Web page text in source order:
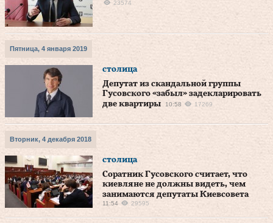
23574
Пятница, 4 января 2019
столица
Депутат из скандальной группы
Гусовского «забыл» задекларировать
две квартиры
10:58 17269
Вторник, 4 декабря 2018
столица
Соратник Гусовского считает, что
киевляне не должны видеть, чем
занимаются депутаты Киевсовета
11:54 29595